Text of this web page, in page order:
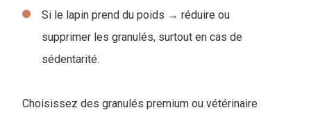
Si le lapin prend du poids → réduire ou
supprimer les granulés, surtout en cas de
sédentarité.
Choisissez des granulés premium ou vétérinaire